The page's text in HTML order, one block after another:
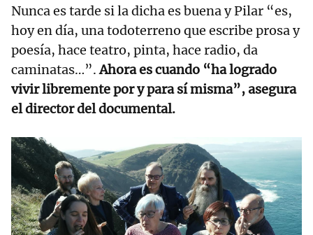
Nunca es tarde si la dicha es buena y Pilar “es,
hoy en día, una todoterreno que escribe prosa y
poesía, hace teatro, pinta, hace radio, da
caminatas…”.Ahora es cuando “ha logrado
vivir libremente por y para sí misma”, asegura
el director del documental.